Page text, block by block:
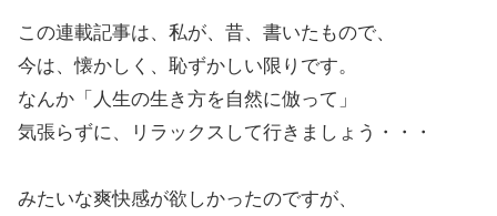
この連載記事は、私が、昔、書いたもので、
今は、懐かしく、恥ずかしい限りです。
なんか「人生の生き方を自然に倣って」
気張らずに、リラックスして行きましょう・・・
みたいな爽快感が欲しかったのですが、